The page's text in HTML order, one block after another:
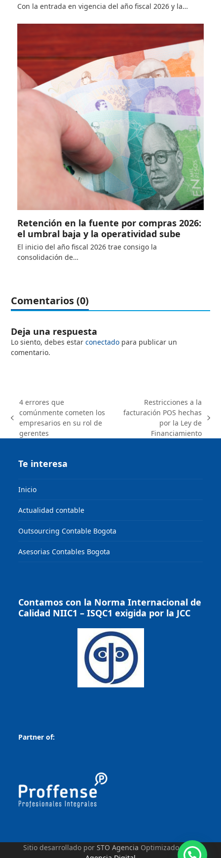
Con la entrada en vigencia del año fiscal 2026 y la…
Retención en la fuente por compras 2026:
el umbral baja y la operatividad sube
El inicio del año fiscal 2026 trae consigo la
consolidación de…
Comentarios (0)
Deja una respuesta
Lo siento, debes estarconectado para publicar un
comentario.
previous
post:
4 errores que
comúnmente cometen los
empresarios en su rol de
gerentes
Restricciones a la
facturación POS hechas
por la Ley de
Financiamiento
Te interesa
Inicio
Actualidad contable
Outsourcing Contable Bogota
Asesorias Contables Bogota
Contamos con la Norma Internacional de
Calidad NIIC1 – ISQC1 exigida por la JCC
Partner of:
Sitio desarrollado por STO Agencia Optimizado porS